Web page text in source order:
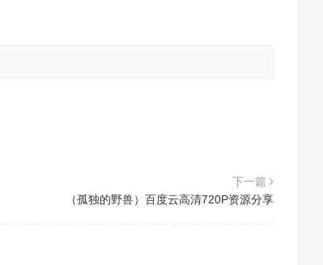
下一篇
（孤独的野兽）百度云高清720P资源分享